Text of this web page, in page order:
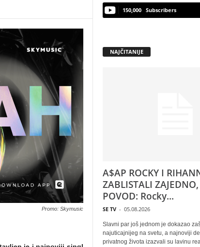
Promo: Skymusic
150,000 Subscribers
NAJČITANIJE
A$AP ROCKY I
ZABLISTALI
POVOD: Rocky...
SE TV - 05.08.2026
Slavni par još jednom je dokazao
najuticajnijeg na svetu, a najnoviji
privatnog života izazvali su lavinu